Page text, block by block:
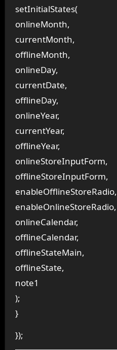
setInitialStates(
onlineMonth,
currentMonth,
offlineMonth,
onlineDay,
currentDate,
offlineDay,
onlineYear,
currentYear,
offlineYear,
onlineStoreInputForm,
offlineStoreInputForm,
enableOfflineStoreRadio,
enableOnlineStoreRadio,
onlineCalendar,
offlineCalendar,
offlineStateMain,
offlineState,
note1
);
}
});